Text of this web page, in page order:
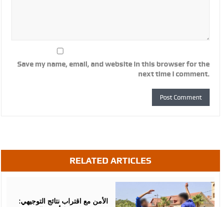
Save my name, email, and website in this browser for the
next time I comment.
RELATED ARTICLES
الأمن مع اقتراب نتائج التوجيهي: